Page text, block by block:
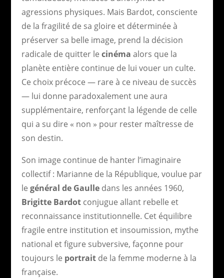
agressions physiques. Mais Bardot, consciente
de la fragilité de sa gloire et déterminée à
préserver sa belle image, prend la décision
radicale de quitter le cinéma alors que la
planète entière continue de lui vouer un culte.
Ce choix précoce — rare à ce niveau de succès
— lui donne paradoxalement une aura
supplémentaire, renforçant la légende de celle
qui a su dire « non » pour rester maîtresse de
son destin.
Son image continue de hanter l’imaginaire
collectif : Marianne de la République, voulue par
le général de Gaulledans les années 1960,
Brigitte Bardotconjugue allant rebelle et
reconnaissance institutionnelle. Cet équilibre
fragile entre institution et insoumission, mythe
national et figure subversive, façonne pour
toujours le portraitde la femme moderne à la
française.